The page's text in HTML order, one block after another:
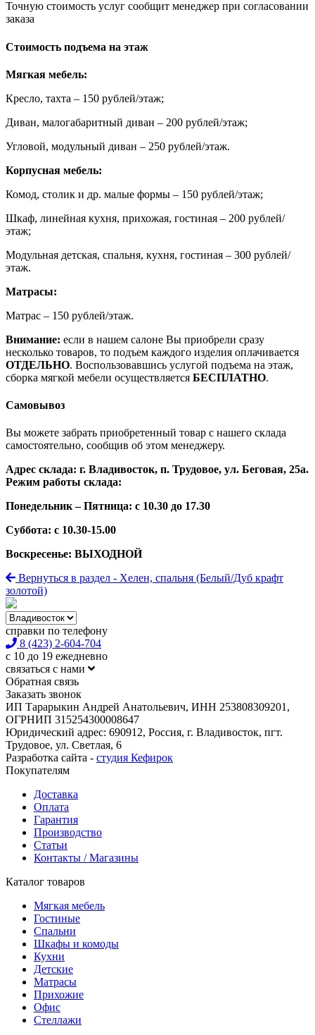
Точную стоимость услуг сообщит менеджер при согласовании
заказа
Стоимость подъема на этаж
Мягкая мебель:
Кресло, тахта – 150 рублей/этаж;
Диван, малогабаритный диван – 200 рублей/этаж;
Угловой, модульный диван – 250 рублей/этаж.
Корпусная мебель:
Комод, столик и др. малые формы – 150 рублей/этаж;
Шкаф, линейная кухня, прихожая, гостиная – 200 рублей/
этаж;
Модульная детская, спальня, кухня, гостиная – 300 рублей/
этаж.
Матрасы:
Матрас – 150 рублей/этаж.
Внимание: если в нашем салоне Вы приобрели сразу
несколько товаров, то подъем каждого изделия оплачивается
ОТДЕЛЬНО. Воспользовавшись услугой подъема на этаж,
сборка мягкой мебели осуществляется БЕСПЛАТНО.
Самовывоз
Вы можете забрать приобретенный товар с нашего склада
самостоятельно, сообщив об этом менеджеру.
Адрес склада: г. Владивосток, п. Трудовое, ул. Беговая, 25а.
Режим работы склада:
Понедельник – Пятница: с 10.30 до 17.30
Суббота: с 10.30-15.00
Воскресенье: ВЫХОДНОЙ
Вернуться в раздел - Хелен, спальня (Белый/Дуб крафт
золотой)
справки по телефону
8 (423) 2-604-704
с 10 до 19 ежедневно
связаться с нами
Обратная связь
Заказать звонок
ИП Тарарыкин Андрей Анатольевич, ИНН 253808309201,
ОГРНИП 315254300008647
Юридический адрес: 690912, Россия, г. Владивосток, пгт.
Трудовое, ул. Светлая, 6
Разработка сайта - студия Кефирок
Покупателям
Доставка
Оплата
Гарантия
Производство
Статьи
Контакты / Магазины
Каталог товаров
Мягкая мебель
Гостиные
Спальни
Шкафы и комоды
Кухни
Детские
Матрасы
Прихожие
Офис
Стеллажи